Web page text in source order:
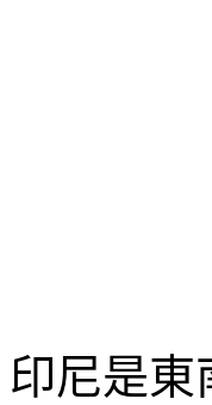
印尼是東